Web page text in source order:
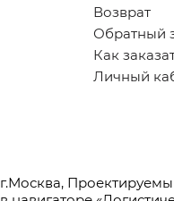
Возврат
Обратный
Как
Личный
г.Москва,